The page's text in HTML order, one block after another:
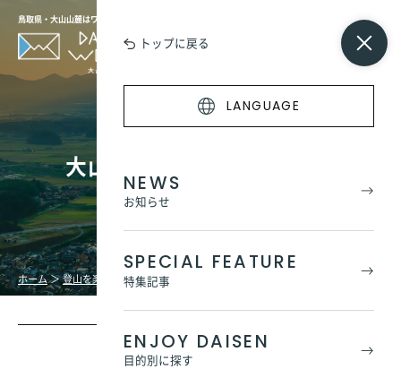
トップに戻る
LANGUAGE
NEWS
お知らせ
SPECIAL FEATURE
特集記事
ENJOY DAISEN
目的別に探す
鳥取県・大山山麓はワンダーの宝庫
大山を守れ！一木一石運動
ホーム＞登山を楽しもう＞大山を守れ！一木一石運動
一木一石運動とは？